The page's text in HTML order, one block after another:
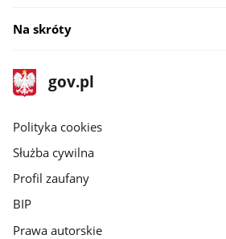
Na skróty
stopka
gov.pl
Strona
gov.pl
gov.pl
Polityka cookies
Służba cywilna
Profil zaufany
BIP
Prawa autorskie